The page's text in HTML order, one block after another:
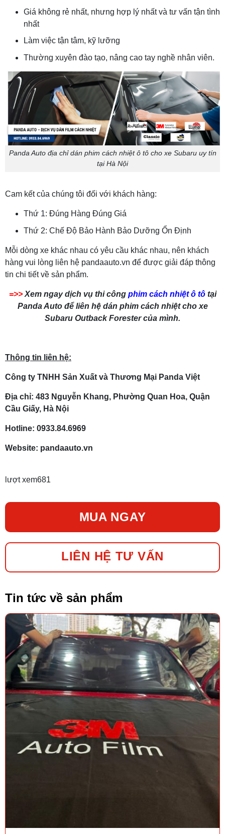
Giá không rẻ nhất, nhưng hợp lý nhất và tư vấn tận tình
nhất
Làm việc tận tâm, kỹ lưỡng
Thường xuyên đào tạo, nâng cao tay nghề nhân viên.
Panda Auto địa chỉ dán phim cách nhiệt ô tô cho xe Subaru uy tín
tại Hà Nội
Cam kết của chúng tôi đối với khách hàng:
Thứ 1: Đúng Hàng Đúng Giá
Thứ 2: Chế Độ Bảo Hành Bảo Dưỡng Ổn Định
Mỗi dòng xe khác nhau có yêu cầu khác nhau, nên khách
hàng vui lòng liên hệ pandaauto.vn để được giải đáp thông
tin chi tiết về sản phẩm.
=>>Xem ngay dịch vụ thi công phim cách nhiệt ô tôtại
Panda Auto để liên hệ dán phim cách nhiệt cho xe
Subaru Outback Forester của mình.
Thông tin liên hệ:
Công ty TNHH Sản Xuất và Thương Mại Panda Việt
Địa chỉ: 483 Nguyễn Khang, Phường Quan Hoa, Quận
Cầu Giấy, Hà Nội
Hotline: 0933.84.6969
Website: pandaauto.vn
lượt xem681
MUA NGAY
LIÊN HỆ TƯ VẤN
Tin tức về sản phẩm